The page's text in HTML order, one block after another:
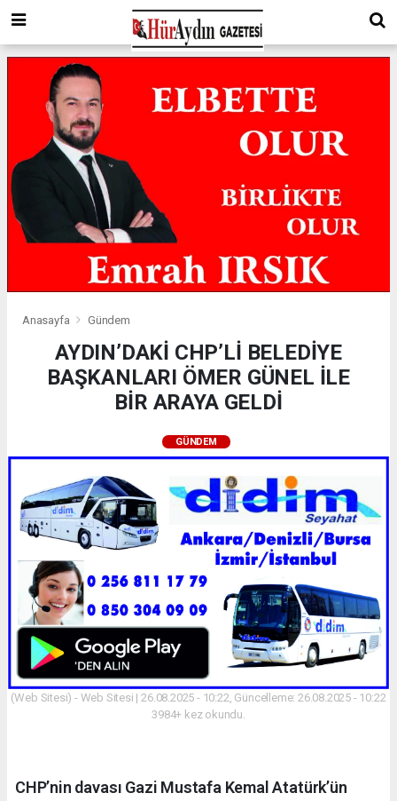
Anasayfa Gündem
AYDIN’DAKİ CHP’Lİ BELEDİYE
BAŞKANLARI ÖMER GÜNEL İLE
BİR ARAYA GELDİ
GÜNDEM
(Web Sitesi) - Web Sitesi | 26.08.2025 - 10:22, Güncelleme: 26.08.2025 - 10:22
3984+ kez okundu.
CHP’nin davası Gazi Mustafa Kemal Atatürk’ün